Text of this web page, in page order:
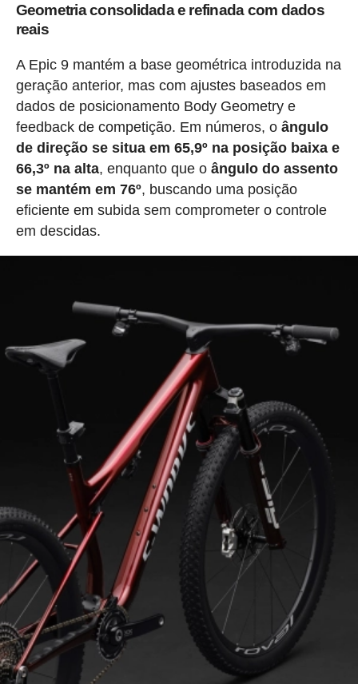
Geometria consolidada e refinada com dados
reais
A Epic 9 mantém a base geométrica introduzida na
geração anterior, mas com ajustes baseados em
dados de posicionamento Body Geometry e
feedback de competição. Em números, o ângulo
de direção se situa em 65,9º na posição baixa e
66,3º na alta, enquanto que o ângulo do assento
se mantém em 76º, buscando uma posição
eficiente em subida sem comprometer o controle
em descidas.